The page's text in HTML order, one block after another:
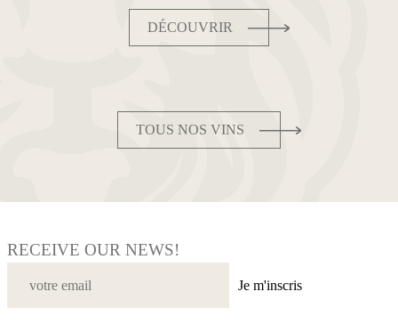
DÉCOUVRIR
TOUS NOS VINS
RECEIVE OUR NEWS!
Je m'inscris